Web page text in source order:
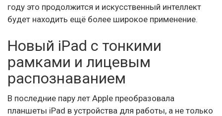
году это продолжится и искусственный интеллект
будет находить ещё более широкое применение.
Новый iPad с тонкими
рамками и лицевым
распознаванием
В последние пару лет Apple преобразовала
планшеты iPad в устройства для работы, а не только